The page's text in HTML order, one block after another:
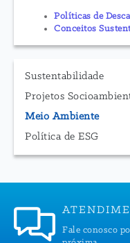
Políticas de
Conceitos
Sustentabilidade
Projetos
Meio Ambiente
Política de ESG
Fale conosco